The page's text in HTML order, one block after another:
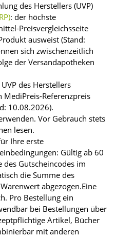
des Herstellers (UVP)
: der höchste
Preisvergleichsseite
ausweist (Stand:
sich zwischenzeitlich
der Versandapotheken
des Herstellers
Referenzpreis
10.08.2026).
Vor Gebrauch stets
lesen.
Ihre erste
Gültig ab 60
des Gutscheincodes im
die Summe des
abgezogen.Eine
Pro Bestellung ein
bei Bestellungen über
Artikel, Bücher
mit anderen